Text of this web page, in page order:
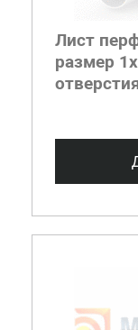
Лист
размер